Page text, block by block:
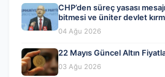
CHP’den süreç yasası
bitmesi ve üniter devlet
04 Ağu 2026
22 Mayıs Güncel Altın
03 Ağu 2026